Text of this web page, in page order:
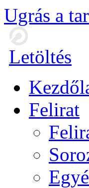
Ugrás a
Letöltés
Felirat